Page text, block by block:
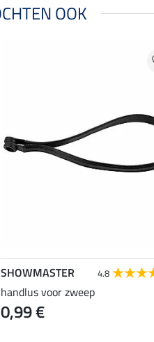
OOK
SHOWMASTER 4.8
handlus voor zweep
0,99 €